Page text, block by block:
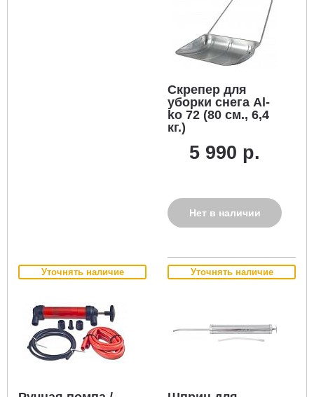
Скрепер для
уборки снега Al-
ko 72 (80 см., 6,4
кг.)
5 990 р.
Нет в наличии
Уточнять наличие Уточнять наличие